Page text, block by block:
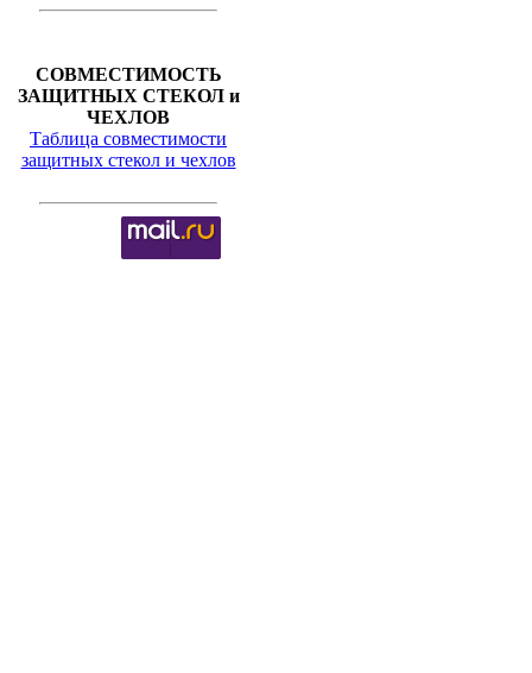
СОВМЕСТИМОСТЬ
ЗАЩИТНЫХ СТЕКОЛ и
ЧЕХЛОВ
Таблица совместимости
защитных стекол и чехлов